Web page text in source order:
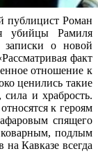
публицист Роман
убийцы Рамиля
записки о новой
факт
отношение к
ценились такие
сила и храбрость.
к героям
спящего
коварным, подлым
Кавказе всегда